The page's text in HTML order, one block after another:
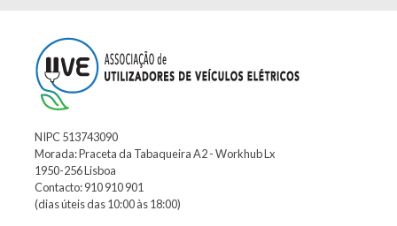
NIPC 513743090
Morada: Praceta da Tabaqueira A2 - Workhub Lx
1950-256 Lisboa
Contacto: 910 910 901
(dias úteis das 10:00 às 18:00)